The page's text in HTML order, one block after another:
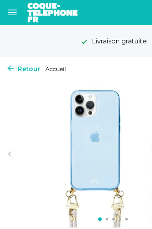
Livraison gratuite
Retour Accueil